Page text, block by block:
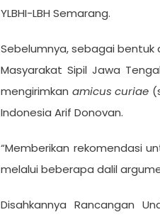
YLBHI-LBH Semarang.
Sebelumnya, sebagai bentuk
Masyarakat Sipil Jawa
mengirimkan amicuscuriae
Indonesia Arif Donovan.
“Memberikan rekomendasi
melalui beberapa dalil
Disahkannya Rancangan